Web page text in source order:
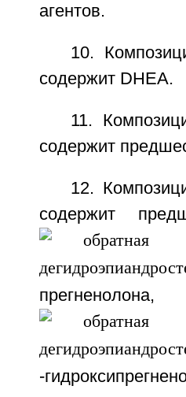
агентов.
10.
содержит DHEA.
11.
содержит
12.
содержит
-